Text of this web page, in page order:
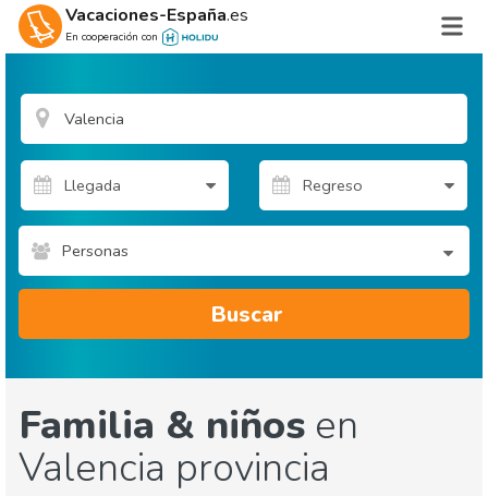
Vacaciones-España.es
En cooperación con
Personas
Buscar
Familia & niños en
Valencia provincia